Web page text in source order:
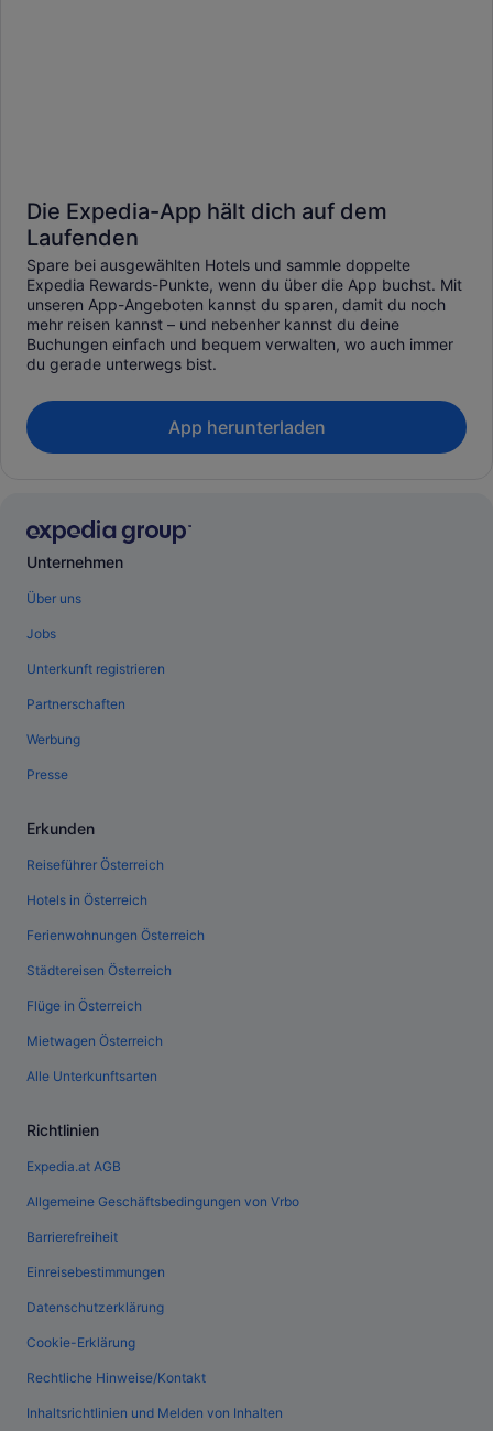
Die Expedia-App hält dich auf dem
Laufenden
Spare bei ausgewählten Hotels und sammle doppelte
Expedia Rewards-Punkte, wenn du über die App buchst. Mit
unseren App-Angeboten kannst du sparen, damit du noch
mehr reisen kannst – und nebenher kannst du deine
Buchungen einfach und bequem verwalten, wo auch immer
du gerade unterwegs bist.
App herunterladen
Unternehmen
Über uns
Jobs
Unterkunft registrieren
Partnerschaften
Werbung
Presse
Erkunden
Reiseführer Österreich
Hotels in Österreich
Ferienwohnungen Österreich
Städtereisen Österreich
Flüge in Österreich
Mietwagen Österreich
Alle Unterkunftsarten
Richtlinien
Expedia.at AGB
Allgemeine Geschäftsbedingungen von Vrbo
Barrierefreiheit
Einreisebestimmungen
Datenschutzerklärung
Cookie-Erklärung
Rechtliche Hinweise/Kontakt
Inhaltsrichtlinien und Melden von Inhalten